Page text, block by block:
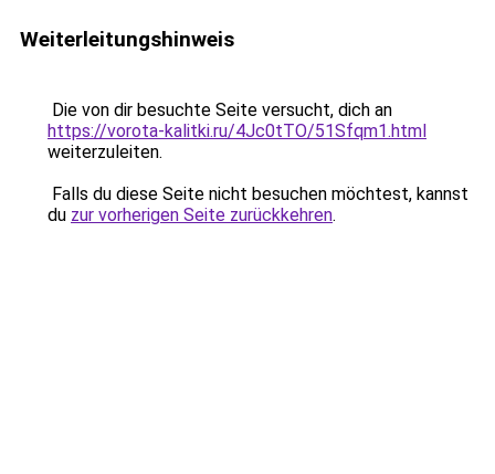
Weiterleitungshinweis
Die von dir besuchte Seite versucht, dich an
https://vorota-kalitki.ru/4Jc0tTO/51Sfqm1.html
weiterzuleiten.
Falls du diese Seite nicht besuchen möchtest, kannst
du zur vorherigen Seite zurückkehren.